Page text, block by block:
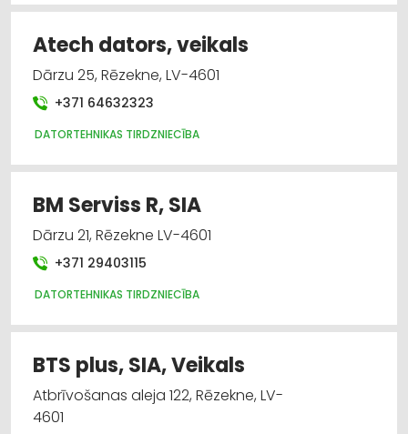
Atech dators, veikals
Dārzu 25, Rēzekne, LV-4601
+371 64632323
DATORTEHNIKAS TIRDZNIECĪBA
BM Serviss R, SIA
Dārzu 21, Rēzekne LV-4601
+371 29403115
DATORTEHNIKAS TIRDZNIECĪBA
BTS plus, SIA, Veikals
Atbrīvošanas aleja 122, Rēzekne, LV-
4601